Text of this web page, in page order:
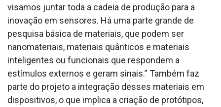
visamos juntar toda a cadeia de produção para a
inovação em sensores. Há uma parte grande de
pesquisa básica de materiais, que podem ser
nanomateriais, materiais quânticos e materiais
inteligentes ou funcionais que respondem a
estímulos externos e geram sinais.” Também faz
parte do projeto a integração desses materiais em
dispositivos, o que implica a criação de protótipos,